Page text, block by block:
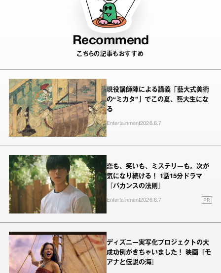
Recommend
こちらの記事もおすすめ
現役講師陣による講義「藝大式美術
の“ミカタ”」でこの夏、藝大生にな
る
Entertainment2026.8.7
恋も、笑いも、ミステリーも。次が
気になり続ける！ 1話15分ドラマ
『バカンスの法則』
Entertainment2026.8.7 PR
ディズニー実写化プロジェクトの大
成功例がきちゃいました！ 映画『モ
アナと伝説の海』